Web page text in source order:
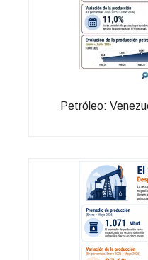
Petróleo: